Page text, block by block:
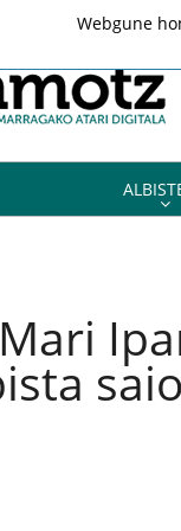
Mari
Webgune